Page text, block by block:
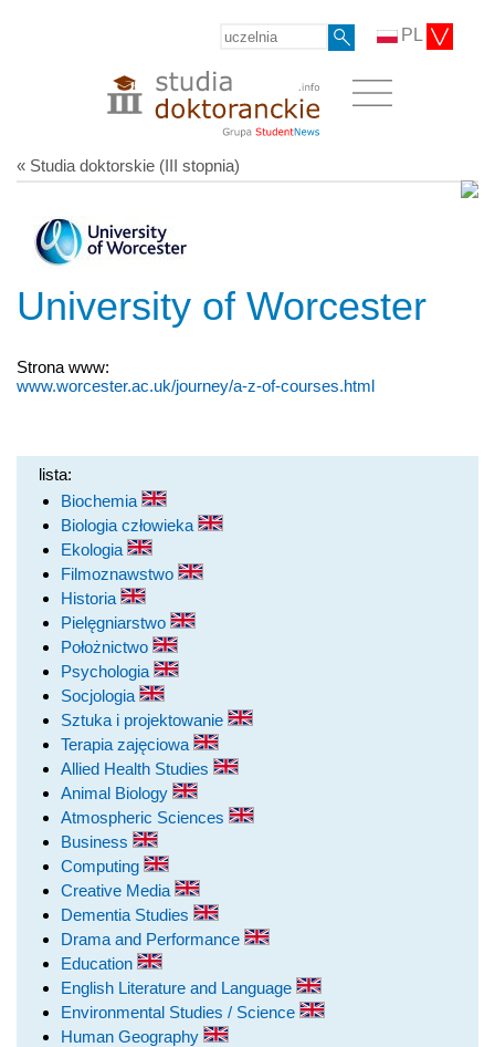
PL
« Studia doktorskie (III stopnia)
University of Worcester
Strona www:
www.worcester.ac.uk/journey/a-z-of-courses.html
lista:
Biochemia
Biologia człowieka
Ekologia
Filmoznawstwo
Historia
Pielęgniarstwo
Położnictwo
Psychologia
Socjologia
Sztuka i projektowanie
Terapia zajęciowa
Allied Health Studies
Animal Biology
Atmospheric Sciences
Business
Computing
Creative Media
Dementia Studies
Drama and Performance
Education
English Literature and Language
Environmental Studies / Science
Human Geography